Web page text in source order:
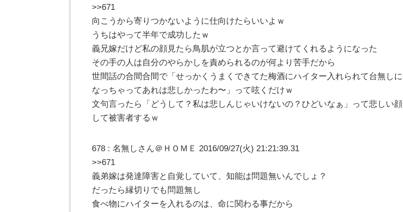
>>671
向こうから寄りつかないように仕向けたらいいよｗ
うちはやって半年で成功したｗ
義兄嫁だけど私の顔見たら鳥肌が立つとか言って避けてくれるようになった
その手の人は自分のやらかしを責められるのが何より苦手だから
世間話の合間合間で「せっかくうまくできてた梅酒にハイター入れられて台無しに
なっちゃってあれは悲しかったわ〜」って呟くだけｗ
文句言ったら「どうして？私は悲しんじゃいけないの？ひどいなぁ」って悲しい顔
して被害者するｗ
678 : 名無しさん＠ＨＯＭＥ 2016/09/27(火) 21:21:39.31
>>671
義弟嫁は発達障害と自覚していて、知能は問題無いんでしょ？
だったら縁切りでも問題無し
食べ物にハイターを入れるのは、命に関わる事だから